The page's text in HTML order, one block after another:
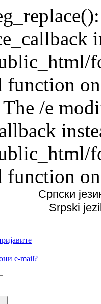
function
/e
function
Српски
Srpski
e-mail?